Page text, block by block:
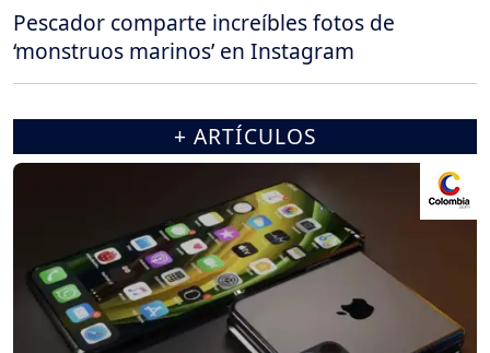
Pescador comparte increíbles fotos de
‘monstruos marinos’ en Instagram
+ ARTÍCULOS